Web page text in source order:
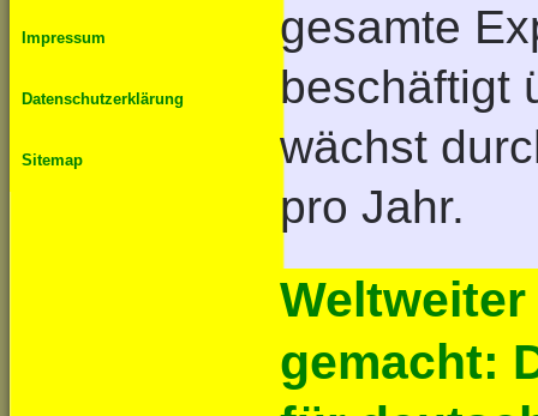
Impressum
Datenschutzerklärung
Sitemap
gesamte
beschäftigt
wächst
pro Jahr.
gemacht: